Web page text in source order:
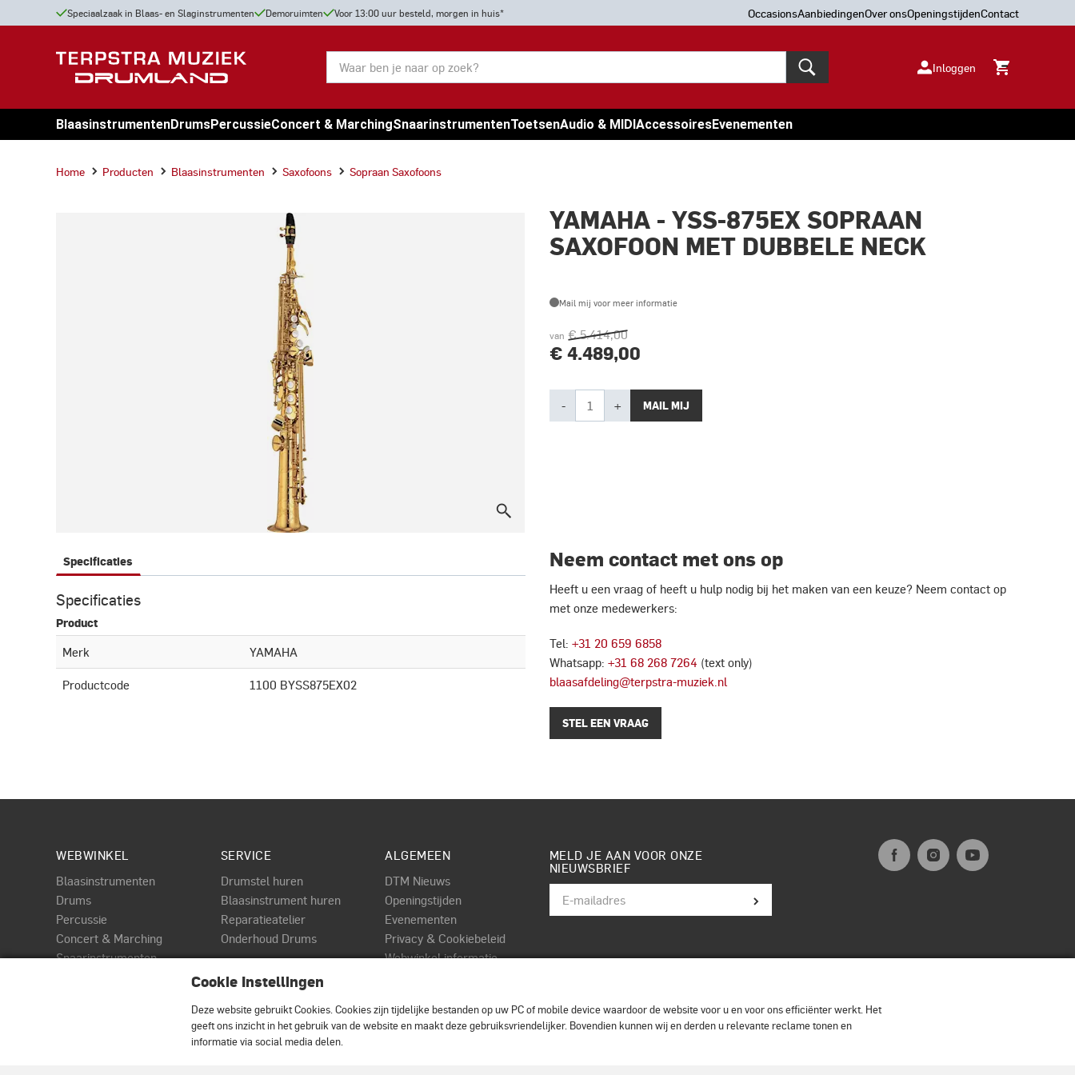
Cookie Instellingen
Deze website gebruikt Cookies. Cookies zijn tijdelijke bestanden op uw PC of mobile device waardoor de website voor u en voor ons efficiënter werkt. Het
geeft ons inzicht in het gebruik van de website en maakt deze gebruiksvriendelijker. Bovendien kunnen wij en derden u relevante reclame tonen en
informatie via social media delen.
Speciaalzaak in Blaas- en Slaginstrumenten Demoruimten Voor 13:00 uur besteld, morgen in huis* OccasionsAanbiedingenOver onsOpeningstijdenContact
Inloggen
BlaasinstrumentenDrumsPercussieConcert & MarchingSnaarinstrumentenToetsenAudio & MIDIAccessoiresEvenementen
Home Producten Blaasinstrumenten Saxofoons Sopraan Saxofoons
YAMAHA - YSS-875EX SOPRAAN
SAXOFOON MET DUBBELE NECK
Mail mij voor meer informatie
van € 5.414,00
€ 4.489,00
- + MAIL MIJ
Specificaties
Specificaties
Product
Merk YAMAHA
Productcode 1100 BYSS875EX02
Neem contact met ons op
Heeft u een vraag of heeft u hulp nodig bij het maken van een keuze? Neem contact op
met onze medewerkers:
Tel: +31 20 659 6858
Whatsapp: +31 68 268 7264 (text only)
blaasafdeling@terpstra-muziek.nl
STEL EEN VRAAG
WEBWINKEL
Blaasinstrumenten
Drums
Percussie
Concert & Marching
Snaarinstrumenten
SERVICE
Drumstel huren
Blaasinstrument huren
Reparatieatelier
Onderhoud Drums
DWe
Roland Elektrische drums
ALGEMEEN
DTM Nieuws
Openingstijden
Evenementen
Privacy & Cookiebeleid
Webwinkel informatie
MELD JE AAN VOOR ONZE
NIEUWSBRIEF